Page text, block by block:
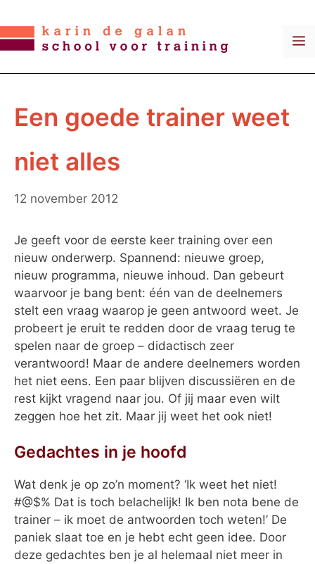
naar
de
Een goede trainer weet
niet alles
12 november 2012
Je geeft voor de eerste keer training over een
nieuw onderwerp. Spannend: nieuwe groep,
nieuw programma, nieuwe inhoud. Dan gebeurt
waarvoor je bang bent: één van de deelnemers
stelt een vraag waarop je geen antwoord weet. Je
probeert je eruit te redden door de vraag terug te
spelen naar de groep – didactisch zeer
verantwoord! Maar de andere deelnemers worden
het niet eens. Een paar blijven discussiëren en de
rest kijkt vragend naar jou. Of jij maar even wilt
zeggen hoe het zit. Maar jij weet het ook niet!
Gedachtes in je hoofd
Wat denk je op zo’n moment? ‘Ik weet het niet!
#@$% Dat is toch belachelijk! Ik ben nota bene de
trainer – ik moet de antwoorden toch weten!’ De
paniek slaat toe en je hebt echt geen idee. Door
deze gedachtes ben je al helemaal niet meer in